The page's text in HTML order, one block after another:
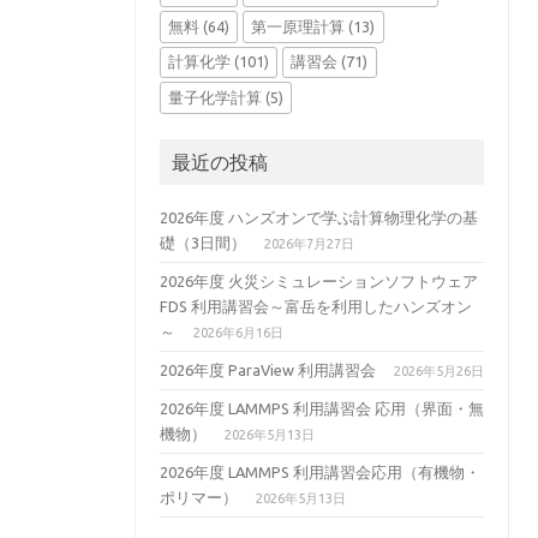
無料(64) 第一原理計算 (13)
計算化学(101) 講習会 (71)
量子化学計算(5)
最近の投稿
2026年度 ハンズオンで学ぶ計算物理化学の基
礎（3日間）
2026年7月27日
2026年度 火災シミュレーションソフトウェア
FDS 利用講習会～富岳を利用したハンズオン
～
2026年6月16日
2026年度 ParaView 利用講習会 2026年5月26日
2026年度 LAMMPS 利用講習会 応用（界面・無
機物）
2026年5月13日
2026年度 LAMMPS 利用講習会応用（有機物・
ポリマー）
2026年5月13日